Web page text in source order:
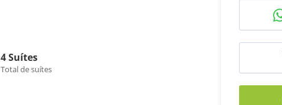
4 Suítes
Total de suítes